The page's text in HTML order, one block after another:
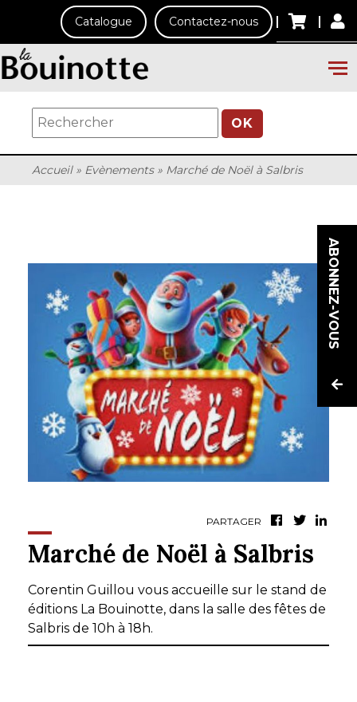
Catalogue Contactez-nous
OK
Accueil» Evènements» Marché de Noël à Salbris
ABONNEZ-VOUS
Marché de Noël à Salbris
PARTAGER
Corentin Guillou vous accueille sur le stand de
éditions La Bouinotte, dans la salle des fêtes de
Salbris de 10h à 18h.